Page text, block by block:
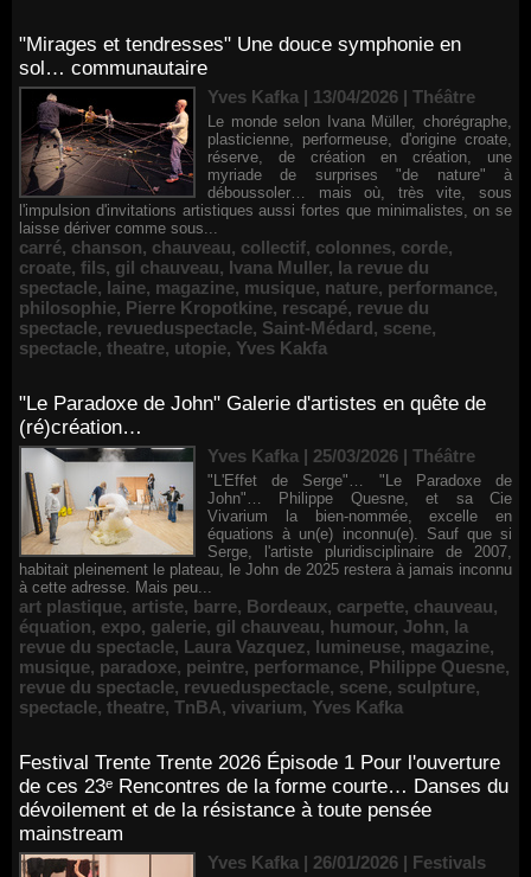
"Mirages et tendresses" Une douce symphonie en
sol… communautaire
Yves Kafka | 13/04/2026 | Théâtre
Le monde selon Ivana Müller, chorégraphe,
plasticienne, performeuse, d'origine croate,
réserve, de création en création, une
myriade de surprises "de nature" à
déboussoler… mais où, très vite, sous
l'impulsion d'invitations artistiques aussi fortes que minimalistes, on se
laisse dériver comme sous...
carré, chanson, chauveau, collectif, colonnes, corde,
croate, fils, gil chauveau, Ivana Muller, la revue du
spectacle, laine, magazine, musique, nature, performance,
philosophie, Pierre Kropotkine, rescapé, revue du
spectacle, revueduspectacle, Saint-Médard, scene,
spectacle, theatre, utopie, Yves Kakfa
"Le Paradoxe de John" Galerie d'artistes en quête de
(ré)création…
Yves Kafka | 25/03/2026 | Théâtre
"L'Effet de Serge"… "Le Paradoxe de
John"… Philippe Quesne, et sa Cie
Vivarium la bien-nommée, excelle en
équations à un(e) inconnu(e). Sauf que si
Serge, l'artiste pluridisciplinaire de 2007,
habitait pleinement le plateau, le John de 2025 restera à jamais inconnu
à cette adresse. Mais peu...
art plastique, artiste, barre, Bordeaux, carpette, chauveau,
équation, expo, galerie, gil chauveau, humour, John, la
revue du spectacle, Laura Vazquez, lumineuse, magazine,
musique, paradoxe, peintre, performance, Philippe Quesne,
revue du spectacle, revueduspectacle, scene, sculpture,
spectacle, theatre, TnBA, vivarium, Yves Kafka
Festival Trente Trente 2026 Épisode 1 Pour l'ouverture
de ces 23ᵉ Rencontres de la forme courte… Danses du
dévoilement et de la résistance à toute pensée
mainstream
Yves Kafka | 26/01/2026 | Festivals